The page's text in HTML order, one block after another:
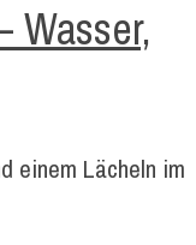
Wasser,
einem Lächeln im